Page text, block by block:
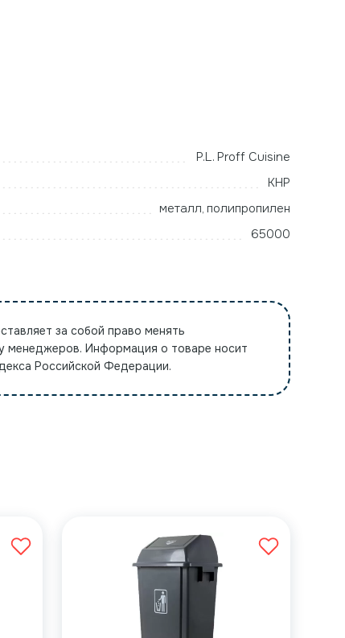
P.L. Proff Cuisine
КНР
металл, полипропилен
65000
за собой право менять
менеджеров. Информация о товаре носит
Российской Федерации.